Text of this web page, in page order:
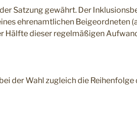
Satzung gewährt. Der
ehrenamtlichen Beigeordneten
Hälfte dieser regelmäßigen
der Wahl zugleich die